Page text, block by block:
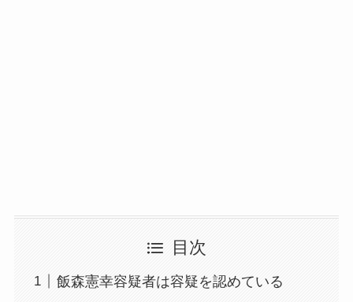
目次
飯森憲幸容疑者は容疑を認めている